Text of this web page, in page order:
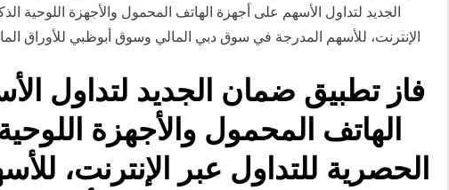
الجديد لتداول الأسهم على أجهزة الهاتف المحمول والأجهزة اللوحية
الإنترنت، للأسهم المدرجة في سوق دبي المالي وسوق أبوظبي للأوراق
فاز تطبيق ضمان الجديد لتداول
الهاتف المحمول والأجهزة
الحصرية للتداول عبر الإنترنت،